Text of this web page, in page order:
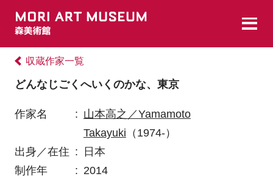
収蔵作家一覧
どんなじごくへいくのかな、東京
作家名 : 山本高之／Yamamoto
Takayuki （1974-）
出身／在住 :
日本
制作年
: 2014